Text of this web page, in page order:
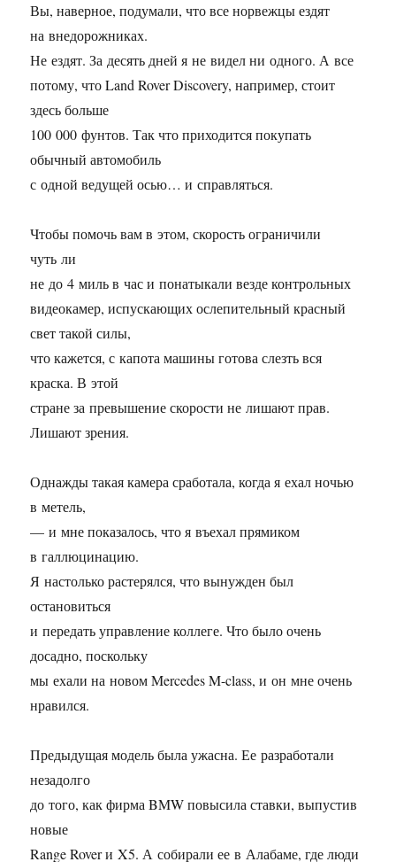
Вы, наверное, подумали, что все норвежцы ездят
на внедорожниках.
Не ездят. За десять дней я не видел ни одного. А все
потому, что Land Rover Discovery, например, стоит
здесь больше
100 000 фунтов. Так что приходится покупать
обычный автомобиль
с одной ведущей осью… и справляться.
Чтобы помочь вам в этом, скорость ограничили
чуть ли
не до 4 миль в час и понатыкали везде контрольных
видеокамер, испускающих ослепительный красный
свет такой силы,
что кажется, с капота машины готова слезть вся
краска. В этой
стране за превышение скорости не лишают прав.
Лишают зрения.
Однажды такая камера сработала, когда я ехал ночью
в метель,
— и мне показалось, что я въехал прямиком
в галлюцинацию.
Я настолько растерялся, что вынужден был
остановиться
и передать управление коллеге. Что было очень
досадно, поскольку
мы ехали на новом MercedesM-class, и он мне очень
нравился.
Предыдущая модель была ужасна. Ее разработали
незадолго
до того, как фирма BMW повысила ставки, выпустив
новые
Range Rover и X5. А собирали ее в Алабаме, где люди